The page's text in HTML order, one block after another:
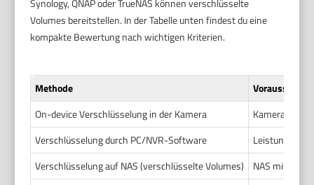
Volumes bereitstellen. In der Tabelle unten findest du eine
kompakte Bewertung nach wichtigen Kriterien.
Methode
On-device Verschlüsselung in der Kamera
Kamera mit
Verschlüsselung durch PC/NVR-Software
Verschlüsselung auf NAS (verschlüsselte Volumes)
NAS mit